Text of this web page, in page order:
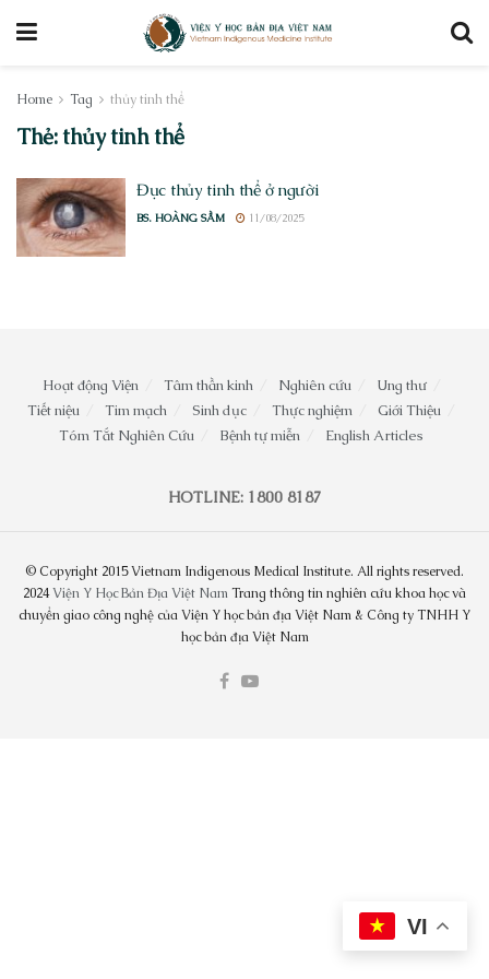
Home Tag thủy tinh thể
Thẻ:thủy tinh thể
Đục thủy tinh thể ở người
BS. HOÀNG SẦM 11/08/2025
Hoạt động Viện Tâm thần kinh Nghiên cứu
Ung thư
Tiết niệu
Tim mạch Sinh dục Thực nghiệm
Giới Thiệu
Tóm Tắt Nghiên Cứu
Bệnh tự miễn English Articles
HOTLINE: 1800 8187
© Copyright 2015 Vietnam Indigenous Medical Institute. All rights reserved.
2024Viện Y Học Bản Địa Việt NamTrang thông tin nghiên cứu khoa học và
chuyển giao công nghệ của Viện Y học bản địa Việt Nam & Công ty TNHH Y
học bản địa Việt Nam
VI